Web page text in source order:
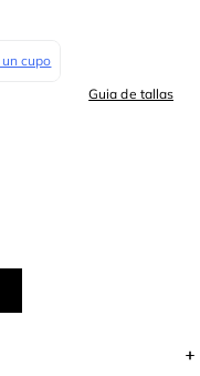
Guia de tallas